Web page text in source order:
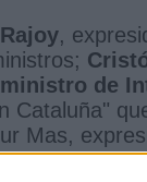
,
de
Cataluña"
Mas,